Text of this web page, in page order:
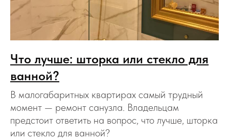
Что лучше: шторка или стекло для
ванной?
В малогабаритных квартирах самый трудный
момент — ремонт санузла. Владельцам
предстоит ответить на вопрос, что лучше, шторка
или стекло для ванной?